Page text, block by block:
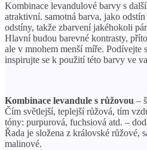
Kombinace levandulové barvy s
atraktivní. samotná barva, jako
odstíny, takže zbarvení jakéhokoli
Hlavní budou barevné kontrasty,
ale v mnohem menší míře. Podívejte
inspirujte se k použití této barvy ve
Kombinace levandule s růžovou –
Čím světlejší, teplejší růžová, tím
tóny: purpurová, fuchsiová atd. –
Řada je složena z královské růžové,
malinové.